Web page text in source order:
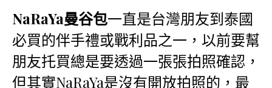
NaRaYa曼谷包一直是台灣朋友到泰國
必買的伴手禮或戰利品之一，以前要幫
朋友托買總是要透過一張張拍照確認，
但其實NaRaYa是沒有開放拍照的，最